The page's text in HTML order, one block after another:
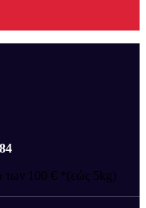
των 100 € *(εώς 5kg)